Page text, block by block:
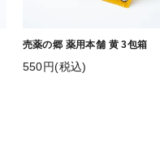
売薬の郷 薬用本舗 黄 3包箱
550円(税込)